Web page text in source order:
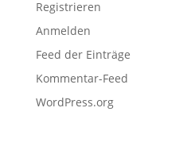
Registrieren
Anmelden
Feed der Einträge
Kommentar-Feed
WordPress.org